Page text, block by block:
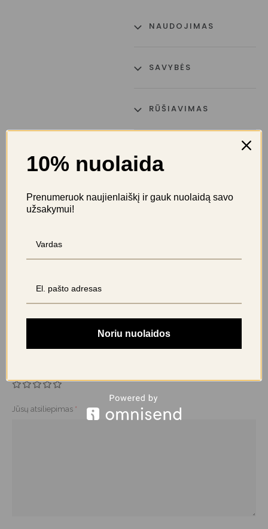
NAUDOJIMAS
SAVYBĖS
RŪŠIAVIMAS
Atsiliepimai
Ši prekė kol kas neturi atsiliepimų
ŠEPETĖLIS HYDROSONIC EASY”
Jūsų atsiliepimas *
10% nuolaida
Prenumeruok naujienlaiškį ir gauk nuolaidą savo
užsakymui!
Noriu nuolaidos